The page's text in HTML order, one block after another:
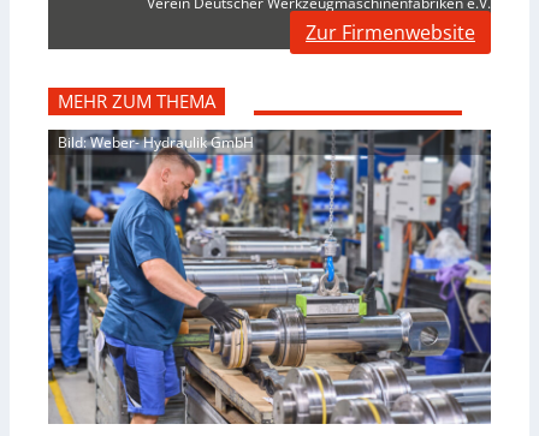
Zur Firmenwebsite
MEHR ZUM THEMA
Bild: Weber- Hydraulik GmbH